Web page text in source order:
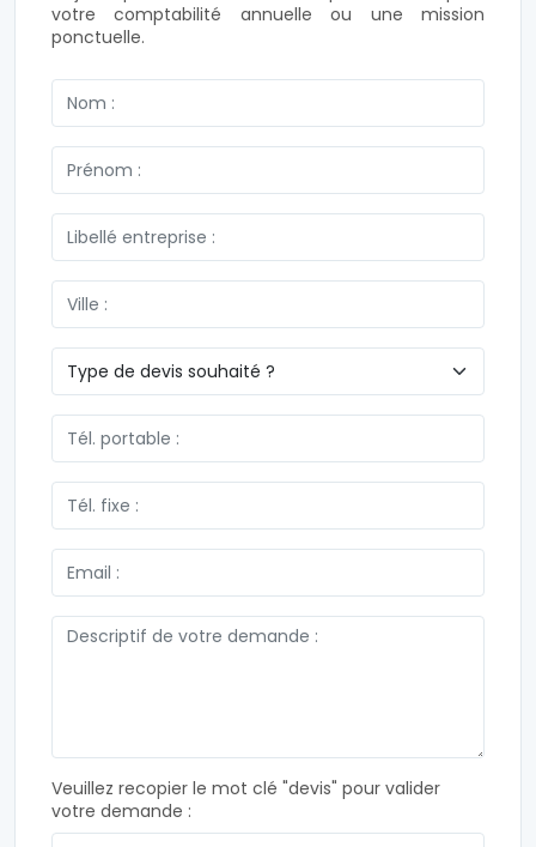
votre comptabilité annuelle ou une mission
ponctuelle.
Veuillez recopier le mot clé "devis" pour valider
votre demande :